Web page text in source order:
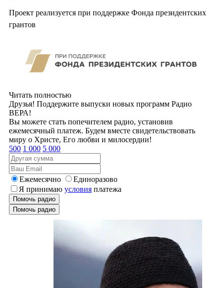
Проект реализуется при поддержке Фонда президентских
грантов
Читать полностью
Друзья! Поддержите выпуски новых программ Радио
ВЕРА!
Вы можете стать попечителем радио, установив
ежемесячный платеж. Будем вместе свидетельствовать
миру о Христе, Его любви и милосердии!
500 1 000 5 000
Ежемесячно
Единоразово
Я принимаю условия платежа
Помочь радио
Помочь радио